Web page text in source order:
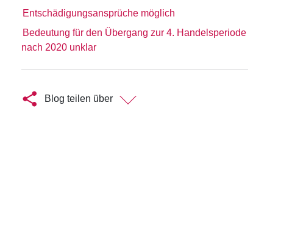
Entschädigungsansprüche möglich
Bedeutung für den Übergang zur 4. Handelsperiode
nach 2020 unklar
Blog teilen über